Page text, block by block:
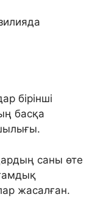
бірінші
басқа
саны өте
жасалған.